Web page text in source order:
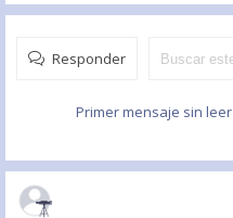
Responder
Primer mensaje sin leer